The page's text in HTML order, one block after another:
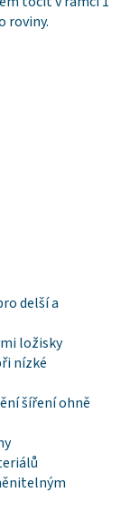
roviny.
delší a
ložisky
nízké
šíření ohně